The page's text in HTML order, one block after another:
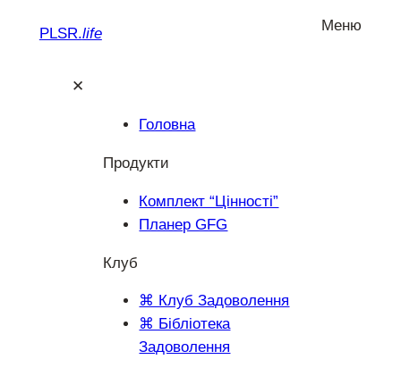
PLSR.life Меню
✕
Головна
Продукти
Комплект “Цінності”
Планер GFG
Клуб
⌘ Клуб Задоволення
⌘ Бібліотека
Задоволення